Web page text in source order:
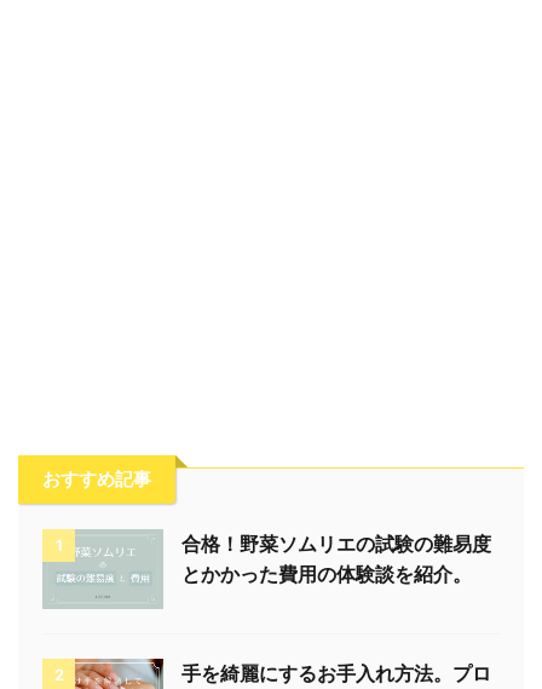
おすすめ記事
1
合格！野菜ソムリエの試験の難易度
とかかった費用の体験談を紹介。
2
手を綺麗にするお手入れ方法。プロ